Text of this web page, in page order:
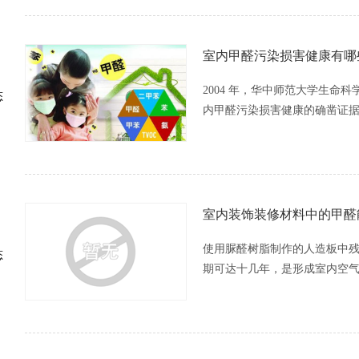
室内甲醛污染损害健康有
2004 年，华中师范大学生命科
内甲醛污染损害健康的确凿
室内装饰装修材料中的甲
使用脲醛树脂制作的人造板中
期可达十几年，是形成室内空